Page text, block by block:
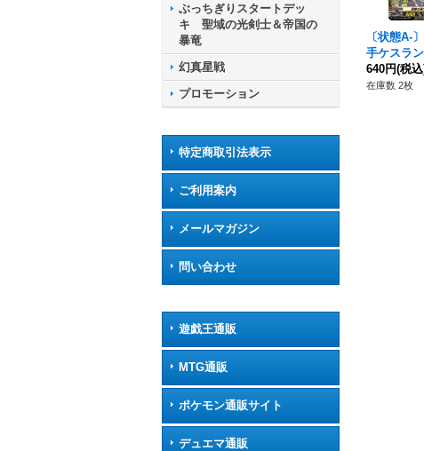
ぶっちぎりスタートデッ
キ 聖域の光剣士＆帝国の
暴竜
幻真星戦
プロモーション
特定商取引法表示
ご利用案内
メールマガジン
問い合わせ
遊戯王通販
MTG通販
ポケモン通販サイト
デュエマ通販
〔状態A-
手ケスラ
-BT01/
サンクチュ
640円(税
在庫数 2枚